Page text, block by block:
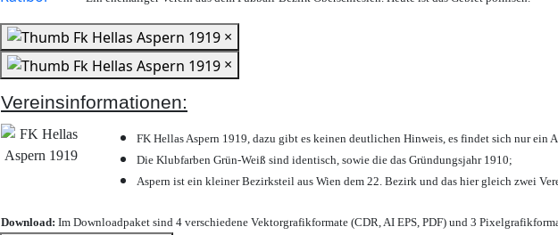
×
×
Vereinsinformationen:
FK Hellas Aspern 1919, dazu gibt es keinen deutlichen Hinweis, es findet sich nur ein
Die Klubfarben Grün-Weiß sind identisch, sowie die das Gründungsjahr 1910;
Aspern ist ein kleiner Bezirksteil aus Wien dem 22. Bezirk und das hier gleich zwei
Download: Im Downloadpaket sind 4 verschiedene Vektorgrafikformate (CDR, AI EPS, PDF) und 3